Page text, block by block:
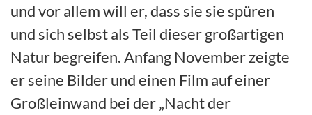
und vor allem will er, dass sie sie spüren
und sich selbst als Teil dieser großartigen
Natur begreifen. Anfang November zeigte
er seine Bilder und einen Film auf einer
Großleinwand bei der „Nacht der